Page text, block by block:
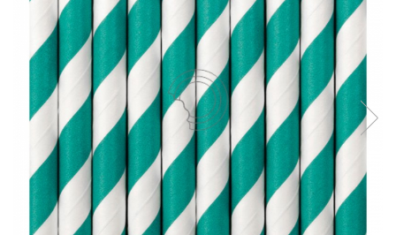
Ustensile ciocolata
AMBALARE & PREZENTARE
Cupcakes
Briose
Cakepops - Acadele
Torturi
Praline - Bomboane
Eclair - Macarons
Pungi celofan
Forme pentru copt